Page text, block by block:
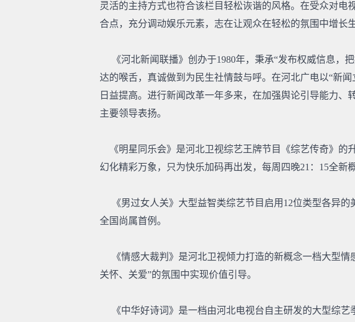
灵活的主持方式也符合该栏目轻松诙谐的风格。在受众对
合点，充分调动娱乐元素，志在让观众在轻松的氛围中增长
《河北新闻联播》创办于1980年，秉承“发布权威信息，
达的喉舌，真诚做到为民生社情鼓与呼。在河北广电以“新
日益提高。进行新闻改革一年多来，在加强舆论引导能力
主要领导表扬。
《明星同乐会》是河北卫视综艺王牌节目《综艺传奇》的
幻化精彩万象，只为快乐加码再出发，每周四晚21：15全新
《男过女人关》大型益智类综艺节目启用12位类型各异的
全国尚属首例。
《情感大裁判》是河北卫视倾力打造的新概念一档大型情
关怀、关爱”的氛围中实现价值引导。
《中华好诗词》是一档由河北电视台自主研发的大型综艺